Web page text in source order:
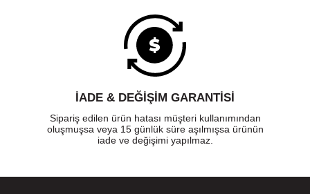
İADE & DEĞİŞİM GARANTİSİ
Sipariş edilen ürün hatası müşteri kullanımından
oluşmuşsa veya 15 günlük süre aşılmışsa ürünün
iade ve değişimi yapılmaz.